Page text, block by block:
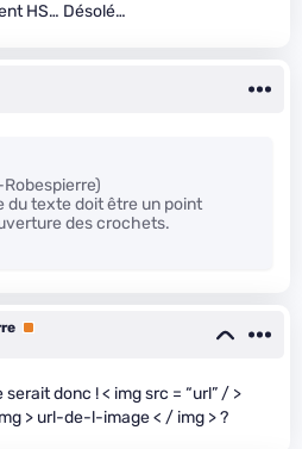
HS… Désolé…
du texte doit être un point
des crochets.
Premium
donc ! < img src = “url” / >
> url-de-l-image < / img > ?